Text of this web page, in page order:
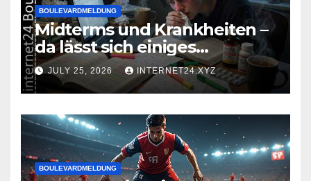
BOULEVARDMELDUNG
Midterms und Krankheiten –
da lässt sich einiges
zusammenbrauen!
JULY 25, 2026 INTERNET24.XYZ
BOULEVARDMELDUNG